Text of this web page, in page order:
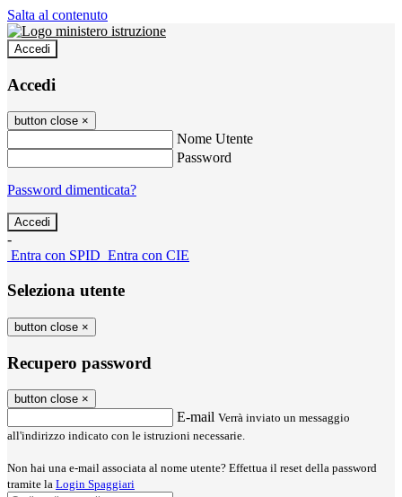
Salta al contenuto
Accedi
Accedi
button close ×
Nome Utente
Password
Password dimenticata?
-
Entra con SPID Entra con CIE
Seleziona utente
button close ×
Recupero password
button close ×
E-mail Verrà inviato un messaggio
all'indirizzo indicato con le istruzioni necessarie.
Non hai una e-mail associata al nome utente? Effettua il reset della password
tramite la Login Spaggiari